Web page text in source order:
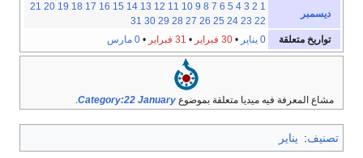
ديسمبر
1
2
3
4
5
6
7
8
9
10
11
12
13
14
15
16
17
18
19
20
21
22
23
24
25
26
27
28
29
30
31
تواريخ متعلقة
0 يناير •30 فبراير • 31 فبراير •0 مارس
مشاع المعرفة فيه ميديا متعلقة بموضوعCategory:22 January
.
تصنيف: يناير